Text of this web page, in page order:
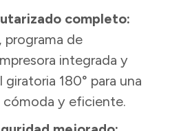
completo:
programa de
integrada y
180° para una
cómoda y eficiente.